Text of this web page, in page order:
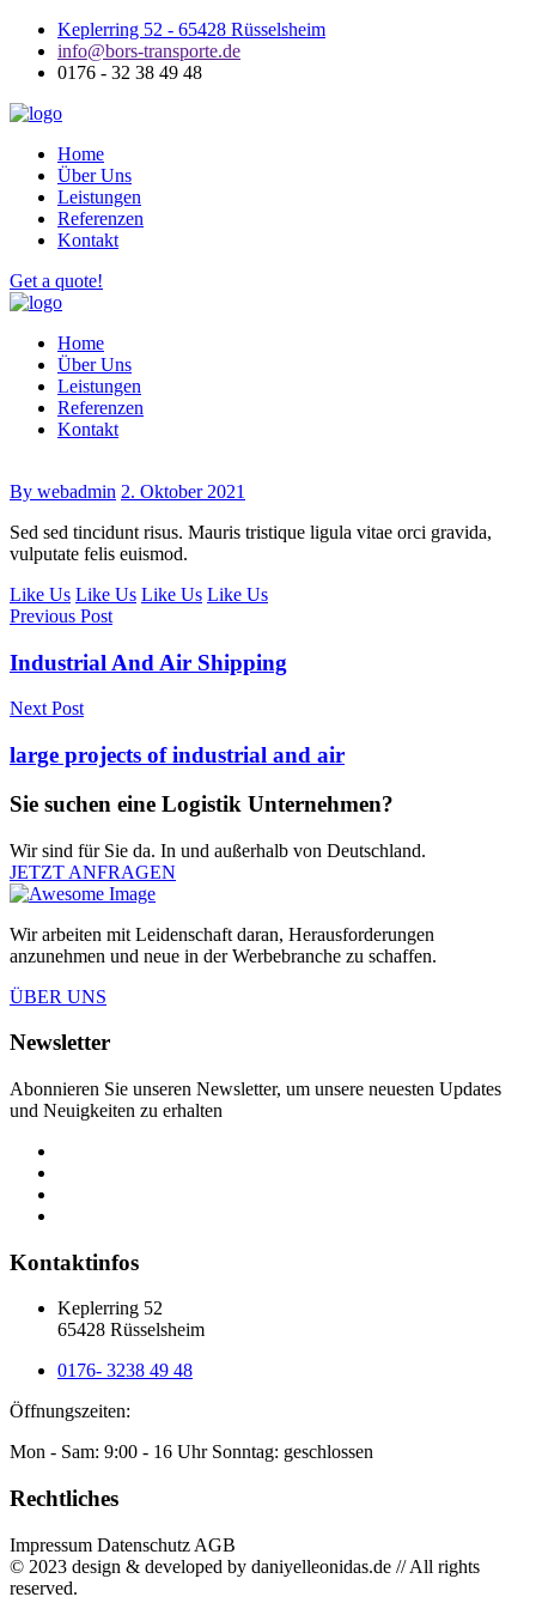
Keplerring 52 - 65428 Rüsselsheim
info@bors-transporte.de
0176 - 32 38 49 48
Home
Über Uns
Leistungen
Referenzen
Kontakt
Get a quote!
Home
Über Uns
Leistungen
Referenzen
Kontakt
By webadmin 2. Oktober 2021
Sed sed tincidunt risus. Mauris tristique ligula vitae orci gravida,
vulputate felis euismod.
Like Us Like Us Like Us Like Us
Previous Post
Industrial And Air Shipping
Next Post
large projects of industrial and air
Sie suchen eine Logistik Unternehmen?
Wir sind für Sie da. In und außerhalb von Deutschland.
JETZT ANFRAGEN
Wir arbeiten mit Leidenschaft daran, Herausforderungen
anzunehmen und neue in der Werbebranche zu schaffen.
ÜBER UNS
Newsletter
Abonnieren Sie unseren Newsletter, um unsere neuesten Updates
und Neuigkeiten zu erhalten
Kontaktinfos
Keplerring 52
65428 Rüsselsheim
0176- 3238 49 48
Öffnungszeiten:
Mon - Sam: 9:00 - 16 Uhr Sonntag: geschlossen
Rechtliches
Impressum Datenschutz AGB
© 2023 design & developed by daniyelleonidas.de // All rights
reserved.